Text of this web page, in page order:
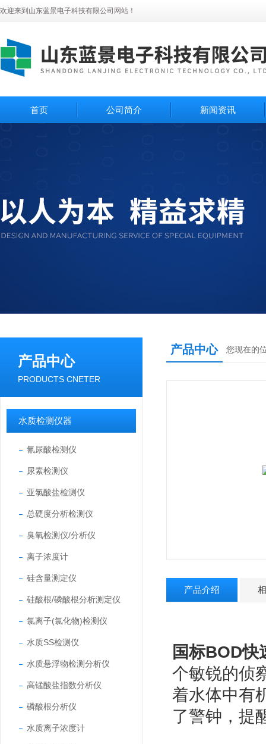
欢迎来到山东蓝景电子科技有限公司网站！
首页 公司简介 新闻资讯
产品中心
PRODUCTS CNETER
水质检测仪器
氰尿酸检测仪
尿素检测仪
亚氯酸盐检测仪
总硬度分析检测仪
臭氧检测仪/分析仪
离子浓度计
硅含量测定仪
硅酸根/磷酸根分析测定仪
氯离子(氯化物)检测仪
水质SS检测仪
水质悬浮物检测分析仪
高锰酸盐指数分析仪
磷酸根分析仪
水质离子浓度计
产品中心 您现在的
产品介绍
国标BOD快
个敏锐的侦
着水体中有
了警钟，提